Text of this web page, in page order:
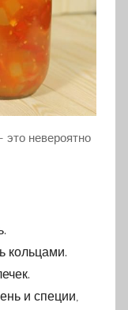
это невероятно
кольцами.
и специи,